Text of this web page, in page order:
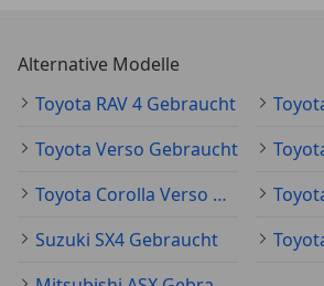
Beifahrerseite
Spurverfolgungs-Assistent
USB - Anschlüsse (Typ A C) hinten
Irrtum und Zwischenverkauf
Alternative Modelle
Toyota RAV 4 Gebraucht
Toyota Verso Gebraucht
Toyota Corolla Verso Gebraucht
Suzuki SX4 Gebraucht